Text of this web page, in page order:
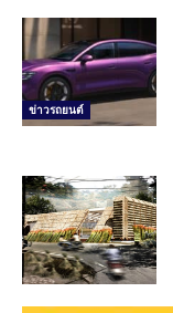
ข่าวรถยนต์